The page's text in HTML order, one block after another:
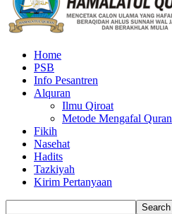
Home
PSB
Info Pesantren
Alquran
Ilmu Qiroat
Metode Mengafal Quran
Fikih
Nasehat
Hadits
Tazkiyah
Kirim Pertanyaan